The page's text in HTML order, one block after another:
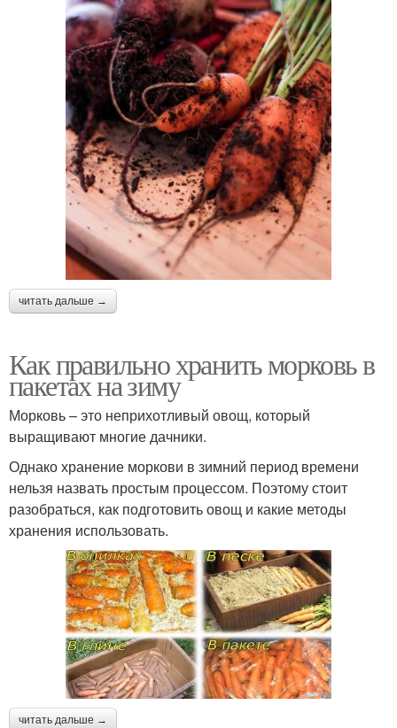
читать дальше →
Как правильно хранить морковь в
пакетах на зиму
Морковь – это неприхотливый овощ, который
выращивают многие дачники.
Однако хранение моркови в зимний период времени
нельзя назвать простым процессом. Поэтому стоит
разобраться, как подготовить овощ и какие методы
хранения использовать.
читать дальше →